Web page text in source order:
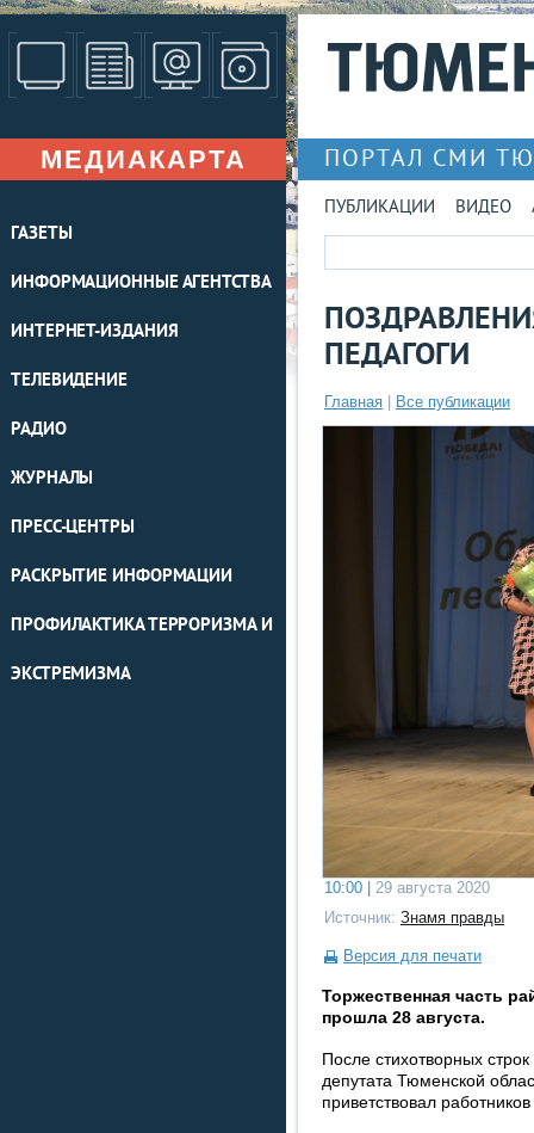
МЕДИАКАРТА
ГАЗЕТЫ
ИНФОРМАЦИОННЫЕ АГЕНТСТВА
ИНТЕРНЕТ-ИЗДАНИЯ
ТЕЛЕВИДЕНИЕ
РАДИО
ЖУРНАЛЫ
ПРЕСС-ЦЕНТРЫ
РАСКРЫТИЕ ИНФОРМАЦИИ
ПРОФИЛАКТИКА ТЕРРОРИЗМА И
ЭКСТРЕМИЗМА
ПОРТАЛ СМИ
ПУБЛИКАЦИИ ВИДЕО
ПЕДАГОГИ
Главная Все публикации
10:00 |
29 августа 2020
Источник: Знамя правды
Версия для печати
Торжественная часть
прошла 28 августа.
После стихотворных
депутата Тюменской
приветствовал